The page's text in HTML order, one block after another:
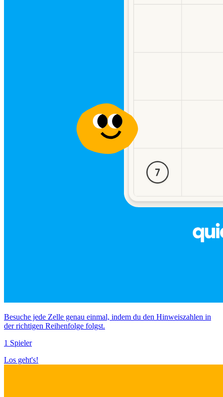
Besuche jede Zelle genau einmal, indem du den Hinweiszahlen in
der richtigen Reihenfolge folgst.
1 Spieler
Los geht's!